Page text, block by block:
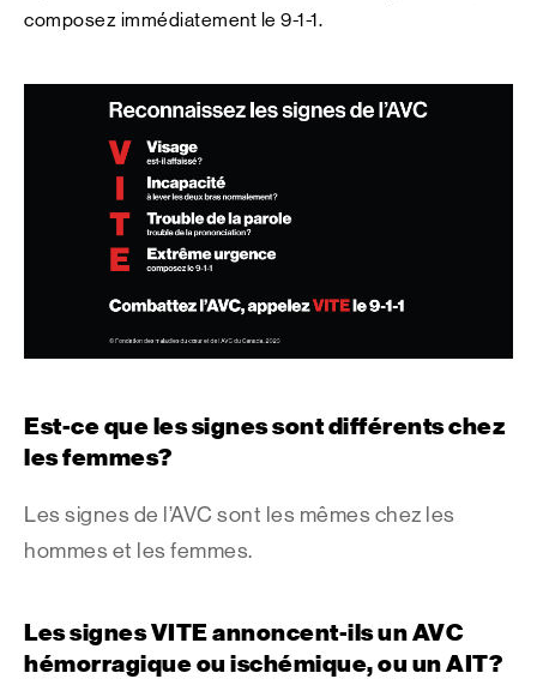
composez immédiatement le 9-1-1.
Est-ce que les signes sont différents chez
les femmes?
Les signes de l’AVC sont les mêmes chez les
hommes et les femmes.
Les signes VITE annoncent-ils un AVC
hémorragique ou ischémique, ou un AIT?